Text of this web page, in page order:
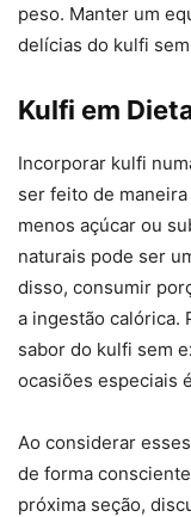
peso. Manter um
delícias do kulfi
Kulfi em
Incorporar kulfi
ser feito de
menos açúcar ou
naturais pode ser
disso, consumir
a ingestão calórica.
sabor do kulfi sem
ocasiões especiais
Ao considerar
de forma
próxima seção,